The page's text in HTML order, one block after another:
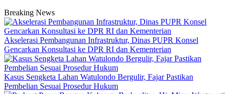
Breaking News
Akselerasi Pembangunan Infrastruktur, Dinas PUPR Konsel
Gencarkan Konsultasi ke DPR RI dan Kementerian
‎Kasus Sengketa Lahan Watulondo Bergulir, Fajar Pastikan
Pembelian Sesuai Prosedur Hukum